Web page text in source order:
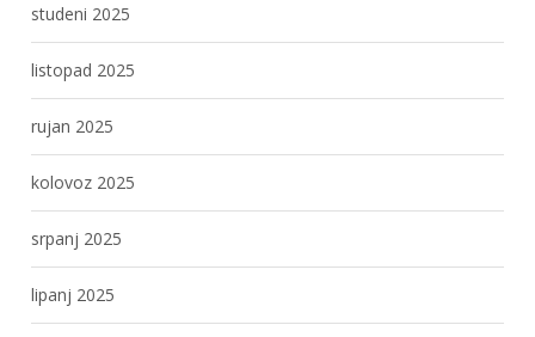
studeni 2025
listopad 2025
rujan 2025
kolovoz 2025
srpanj 2025
lipanj 2025